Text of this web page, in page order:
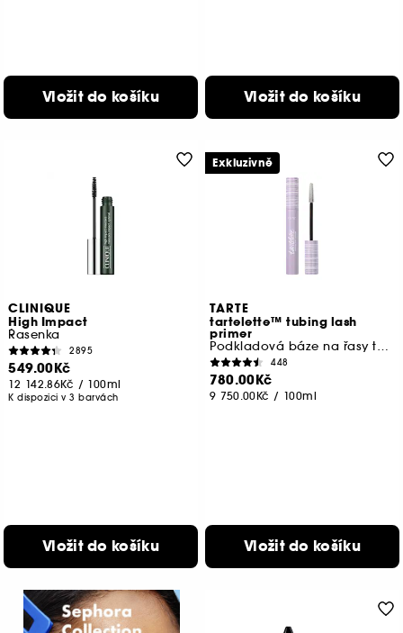
Vložit do košíku Vložit do košíku
CLINIQUE
High Impact
Řasenka
2895
549.00Kč
12 142.86Kč / 100ml
K dispozici v 3 barvách
Vložit do košíku
TARTE
tartelette™ tubing lash
primer
Podkladová báze na řasy tubing
448
780.00Kč
9 750.00Kč / 100ml
Vložit do košíku
Exkluzivně